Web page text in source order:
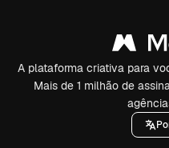
A plataforma criativa para
Mais de 1 milhão de